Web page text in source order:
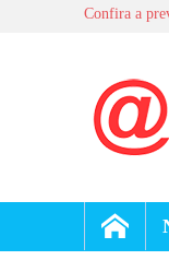
Confira a